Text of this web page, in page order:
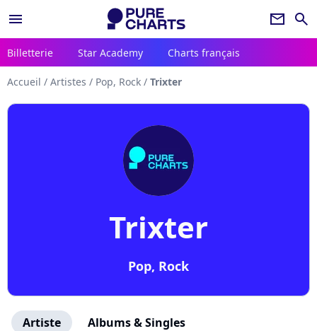
menu newsletter search
Billetterie Star Academy Charts français
Accueil / Artistes / Pop, Rock / Trixter
Trixter
Pop, Rock
Artiste Albums & Singles